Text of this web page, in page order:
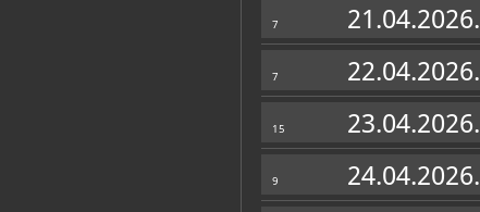
7 21.04.2026.
7 22.04.2026.
15 23.04.2026.
9 24.04.2026.